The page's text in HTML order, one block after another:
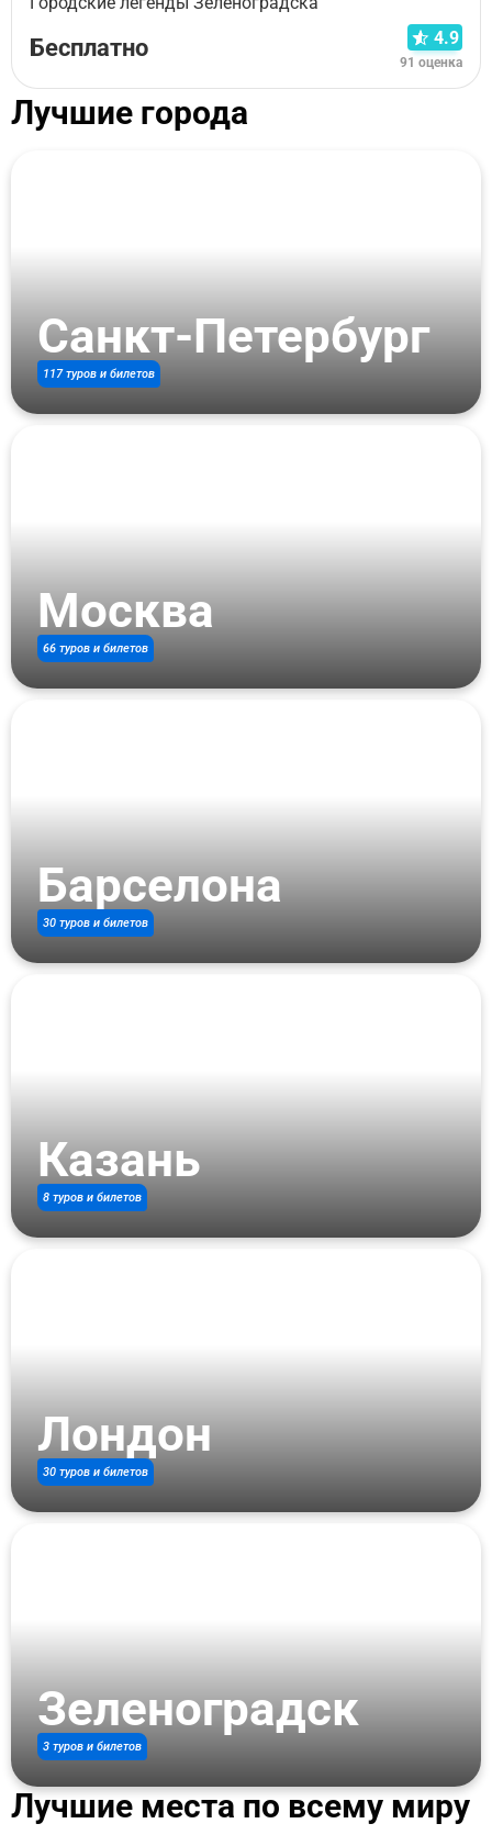
Бесплатно 4.9
91 оценка
Лучшие города
Санкт-Петербург
117 туров и билетов
Москва
66 туров и билетов
Барселона
30 туров и билетов
Казань
8 туров и билетов
Лондон
30 туров и билетов
Зеленоградск
3 туров и билетов
Лучшие места по всему миру